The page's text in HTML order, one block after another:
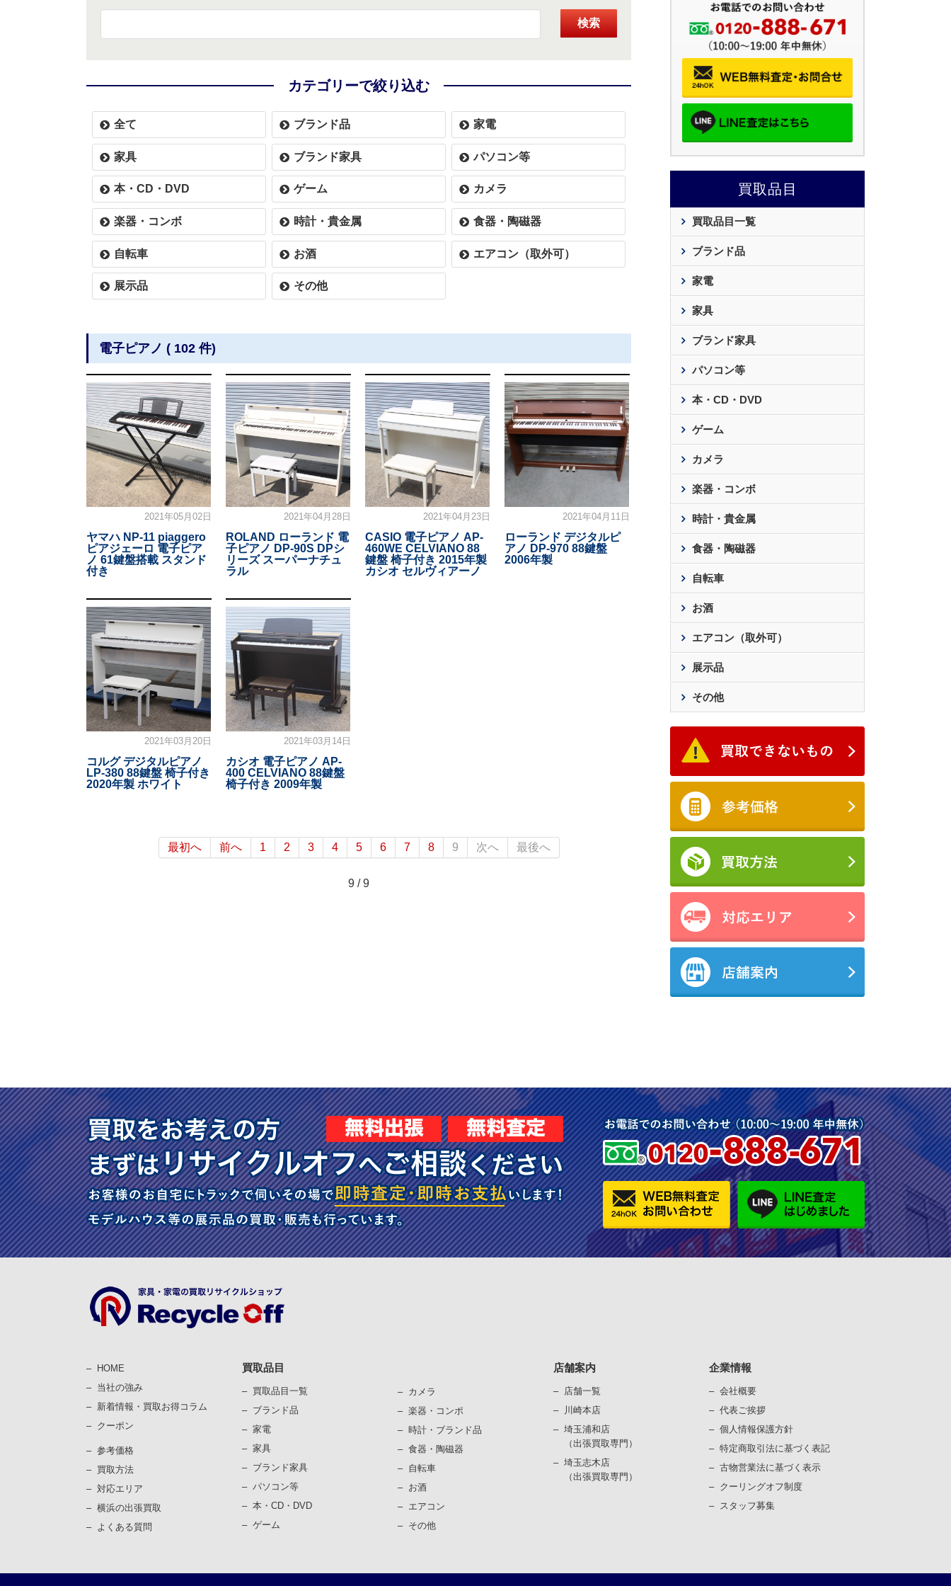
検索
カテゴリーで絞り込む
全て ブランド品 家電
家具 ブランド家具 パソコン等
本・CD・DVD ゲーム カメラ
楽器・コンボ 時計・貴金属 食器・陶磁器
自転車 お酒 エアコン（取外可）
展示品 その他
電子ピアノ ( 102 件)
2021年05月02日
ヤマハ NP-11 piaggero
ピアジェーロ 電子ピア
ノ 61鍵盤搭載 スタンド
付き
2021年04月28日
ROLAND ローランド 電
子ピアノ DP-90S DPシ
リーズ スーパーナチュ
ラル
2021年04月23日
CASIO 電子ピアノ AP-
460WE CELVIANO 88
鍵盤 椅子付き 2015年製
カシオ セルヴィアーノ
2021年04月11日
ローランド デジタルピ
アノ DP-970 88鍵盤
2006年製
2021年03月20日
コルグ デジタルピアノ
LP-380 88鍵盤 椅子付き
2020年製 ホワイト
2021年03月14日
カシオ 電子ピアノ AP-
400 CELVIANO 88鍵盤
椅子付き 2009年製
最初へ 前へ 1 2 3 4 5 6 7 8 9 次へ 最後へ
9 / 9
買取品目
買取品目一覧
ブランド品
家電
家具
ブランド家具
パソコン等
本・CD・DVD
ゲーム
カメラ
楽器・コンボ
時計・貴金属
食器・陶磁器
自転車
お酒
エアコン（取外可）
展示品
その他
HOME
当社の強み
新着情報・買取お得コラム
クーポン
参考価格
買取⽅法
対応エリア
横浜の出張買取
よくある質問
買取品目
買取品目一覧
ブランド品
家電
家具
ブランド家具
パソコン等
本・CD・DVD
ゲーム
カメラ
楽器・コンポ
時計・ブランド品
⾷器・陶磁器
⾃転⾞
お酒
エアコン
その他
店舗案内
店舗一覧
川崎本店
埼玉浦和店
（出張買取専門）
埼玉志木店
（出張買取専門）
企業情報
会社概要
代表ご挨拶
個⼈情報保護⽅針
特定商取引法に基づく表記
古物営業法に基づく表⽰
クーリングオフ制度
スタッフ募集